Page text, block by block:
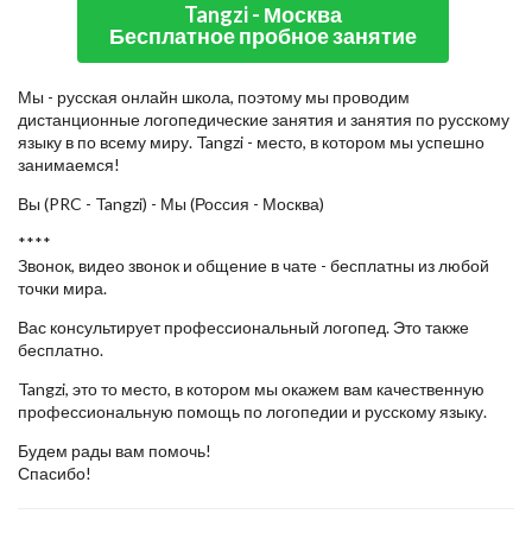
Tangzi - Москва
Бесплатное пробное занятие
Мы - русская онлайн школа, поэтому мы проводим
дистанционные логопедические занятия и занятия по русскому
языку в по всему миру. Tangzi - место, в котором мы успешно
занимаемся!
Вы (PRC - Tangzi) - Мы (Россия - Москва)
****
Звонок, видео звонок и общение в чате - бесплатны из любой
точки мира.
Вас консультирует профессиональный логопед. Это также
бесплатно.
Tangzi, это то место, в котором мы окажем вам качественную
профессиональную помощь по логопедии и русскому языку.
Будем рады вам помочь!
Спасибо!